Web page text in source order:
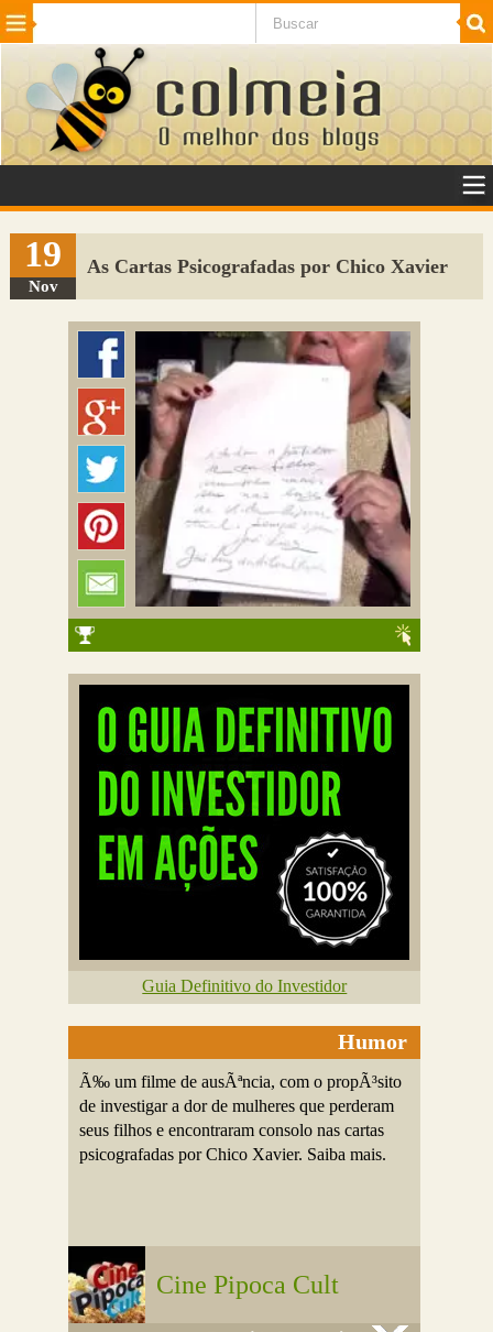
Beleza Cinema e TV
Internet Jogos NotÃ­cias SaÃºde
VeÃ­culos Adulto
Sugerir Link
Adicionar Blog
Colmeia Exchange
Perguntas Frequentes
19
Nov
As Cartas Psicografadas por Chico Xavier
Guia Definitivo do Investidor
Humor
Ã‰ um filme de ausÃªncia, com o propÃ³sito
de investigar a dor de mulheres que perderam
seus filhos e encontraram consolo nas cartas
psicografadas por Chico Xavier. Saiba mais.
Cine Pipoca Cult